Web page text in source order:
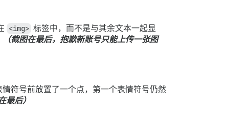
<img> 标签中，而不是与其余文本一起显
（截图在最后，抱歉新账号只能上传一张图
符号前放置了一个点，第一个表情符号仍然
最后）